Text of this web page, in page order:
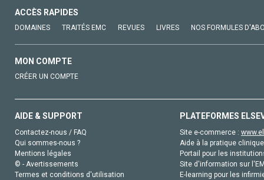
ACCÈS RAPIDES
DOMAINES TRAITÉS EMC REVUES LIVRES NOS FORMULES
MON COMPTE
CRÉER UN COMPTE
AIDE & SUPPORT
Contactez-nous / FAQ
Qui sommes-nous ?
Mentions légales
© - Avertissements
Termes et conditions d'utilisation
PLATEFORMES
Site e-commerce :
Aide à la pratique
Portail pour les
Site d'information sur
E-learning pour les